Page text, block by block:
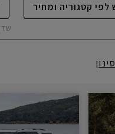
לפי קטגוריה ומחיר